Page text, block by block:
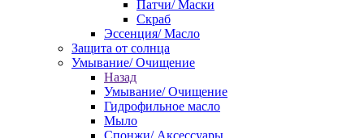
Патчи/ Маски
Скраб
Эссенция/ Масло
Защита от солнца
Умывание/ Очищение
Назад
Умывание/ Очищение
Гидрофильное масло
Мыло
Спонжи/ Аксессуары